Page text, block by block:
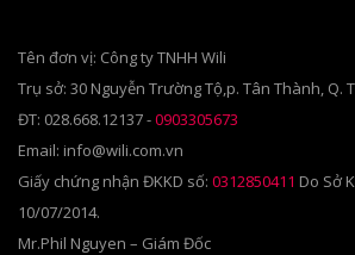
Tên đơn vị: Công ty TNHH Wili
Trụ sở: 30 Nguyễn Trường Tộ,p. Tân Thành, Q.
ĐT: 028.668.12137 -0903305673
Email: info@wili.com.vn
Giấy chứng nhận ĐKKD số: 0312850411 Do Sở
10/07/2014.
Mr.Phil Nguyen – Giám Đốc